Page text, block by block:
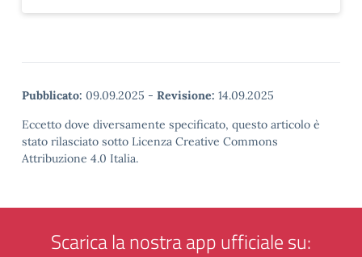
Pubblicato: 09.09.2025 - Revisione: 14.09.2025
Eccetto dove diversamente specificato, questo articolo è
stato rilasciato sotto Licenza Creative Commons
Attribuzione 4.0 Italia.
Scarica la nostra app ufficiale su: